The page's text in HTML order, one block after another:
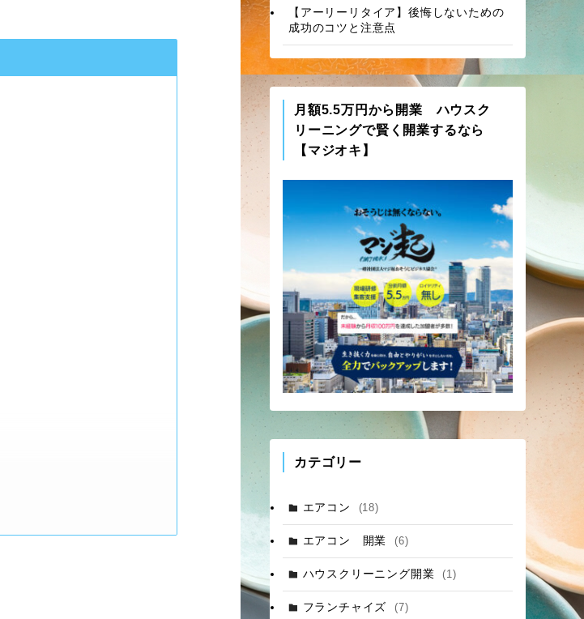
【アーリーリタイア】後悔しないための
成功のコツと注意点
月額5.5万円から開業 ハウスク
リーニングで賢く開業するなら
【マジオキ】
カテゴリー
エアコン (18)
エアコン 開業 (6)
ハウスクリーニング開業 (1)
フランチャイズ (7)